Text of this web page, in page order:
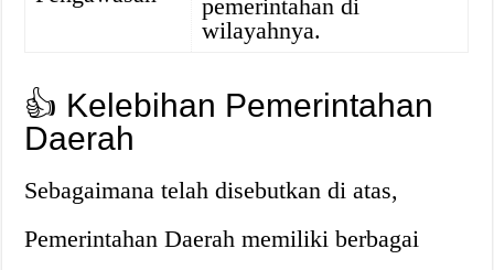
pemerintahan di
wilayahnya.
👍 Kelebihan Pemerintahan
Daerah
Sebagaimana telah disebutkan di atas,
Pemerintahan Daerah memiliki berbagai